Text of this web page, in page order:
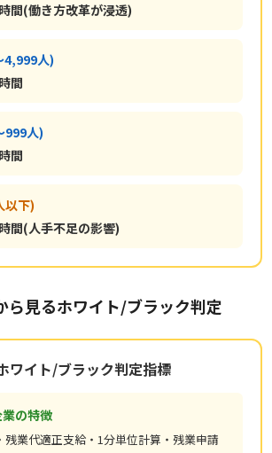
間(働き方改革が浸透)
4,999人)
間
999人)
間
以下)
間(人手不足の影響)
ら見るホワイト/ブラック判定
ワイト/ブラック判定指標
の特徴
残業代適正支給・1分単位計算・残業申請